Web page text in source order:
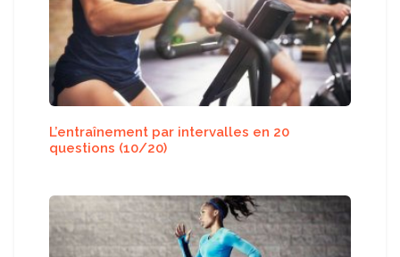
L’entraînement par intervalles en 20
questions (10/20)